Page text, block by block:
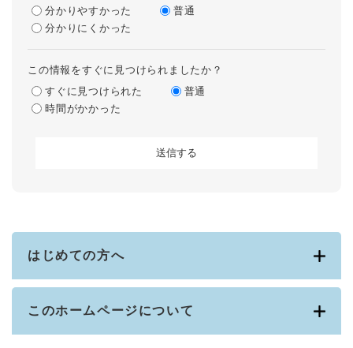
分かりやすかった
普通
分かりにくかった
この情報をすぐに見つけられましたか？
すぐに見つけられた
普通
時間がかかった
はじめての方へ
このホームページについて